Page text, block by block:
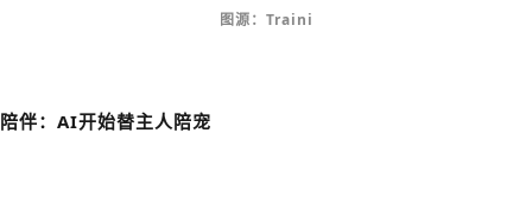
图源：Traini
陪伴：AI开始替主人陪宠